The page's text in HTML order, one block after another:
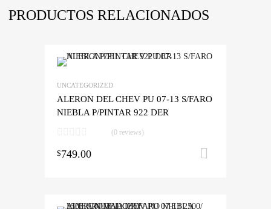
PRODUCTOS RELACIONADOS
UNCATEGORIZED
ALERON DEL CHEV PU 07-13 S/FARO
NIEBLA P/PINTAR 922 DER
(0 reviews)
$749.00